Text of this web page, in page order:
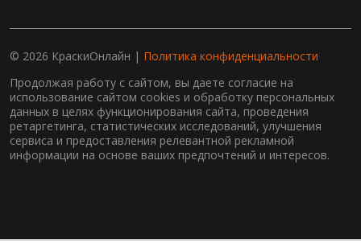
© 2026 КраскиОнлайн | Политика конфиденциальности
Продолжая работу с сайтом, вы даете согласие на
использование сайтом cookies и обработку персональных
данных в целях функционирования сайта, проведения
ретаргетинга, статистических исследований, улучшения
сервиса и предоставления релевантной рекламной
информации на основе ваших предпочтений и интересов.